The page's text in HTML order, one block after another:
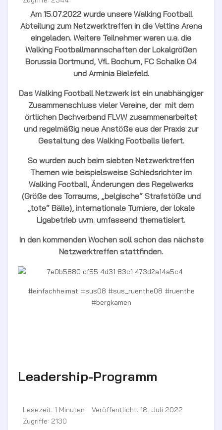
Am 15.07.2022 wurde unsere Walking Football
Abteilung zum Netzwerktreffen in die Veltins Arena
eingeladen. Weitere Teilnehmer waren u.a. die
Walking Footballmannschaften der Lokalgrößen
Borussia Dortmund, VfL Bochum, FC Schalke 04
und Arminia Bielefeld.
Das Walking Football Netzwerk ist ein unabhängiger
Zusammenschluss vieler Vereine, der mit dem
örtlichen Dachverband FLVW zusammenarbeitet
und regelmäßig neue Anstöße aus der Praxis zur
Gestaltung des Walking Footballs liefert.
So wurden auch beim siebten Netzwerktreffen
Themen wie beispielsweise Schiedsrichter im
Walking Football, Änderungen des Regelwerks
(Größe des Torraums, „belgische“ Strafstöße und
„tote“ Bälle), internationale Turniere, der lokale
Ligabetrieb uvm. umfassend thematisiert.
In den kommenden Wochen soll schon das nächste
Netzwerktreffen stattfinden.
#einfachheimat #sus08 #sus_ruenthe08 #ruenthe
#bergkamen
Leadership-Programm
Lesezeit: 1 Minuten
Veröffentlicht: 18. Juli 2022
Zugriffe: 2130